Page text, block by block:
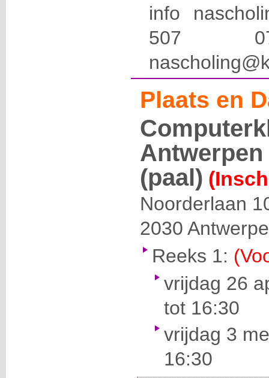
info
507
Plaats en
(paal)
Noorderlaan
2030
Reeks 1:
vrijdag 26
tot 16:30
vrijdag 3
16:30